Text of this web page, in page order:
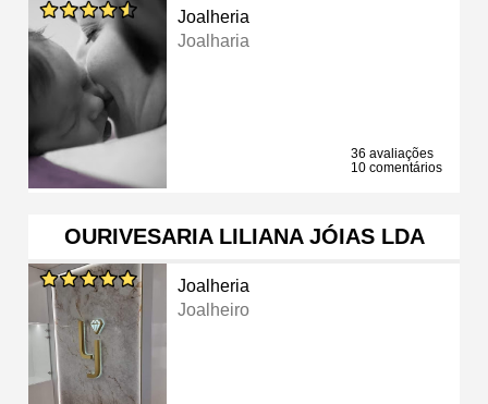
Joalheria
Joalharia
36 avaliações
10 comentários
OURIVESARIA LILIANA JÓIAS LDA
Joalheria
Joalheiro